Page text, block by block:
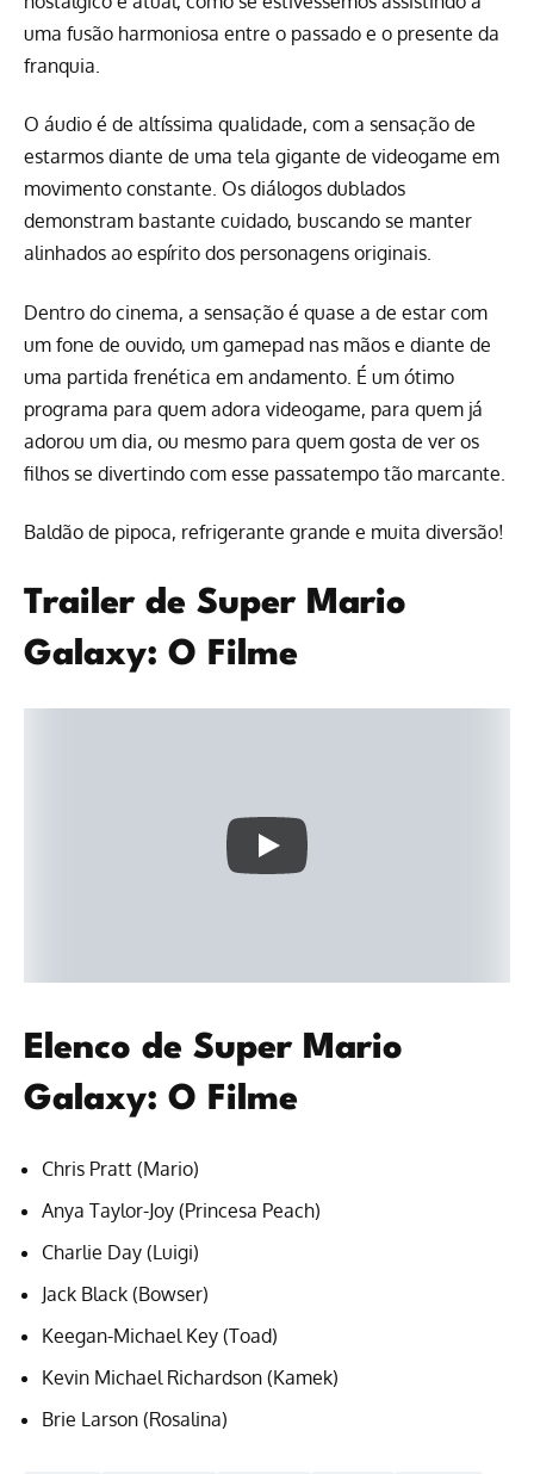
uma fusão harmoniosa entre o passado e o presente da
franquia.
O áudio é de altíssima qualidade, com a sensação de
estarmos diante de uma tela gigante de videogame em
movimento constante. Os diálogos dublados
demonstram bastante cuidado, buscando se manter
alinhados ao espírito dos personagens originais.
Dentro do cinema, a sensação é quase a de estar com
um fone de ouvido, um gamepad nas mãos e diante de
uma partida frenética em andamento. É um ótimo
programa para quem adora videogame, para quem já
adorou um dia, ou mesmo para quem gosta de ver os
filhos se divertindo com esse passatempo tão marcante.
Baldão de pipoca, refrigerante grande e muita diversão!
Trailer de Super Mario
Galaxy: O Filme
Elenco de Super Mario
Galaxy: O Filme
Chris Pratt (Mario)
Anya Taylor-Joy (Princesa Peach)
Charlie Day (Luigi)
Jack Black (Bowser)
Keegan-Michael Key (Toad)
Kevin Michael Richardson (Kamek)
Brie Larson (Rosalina)